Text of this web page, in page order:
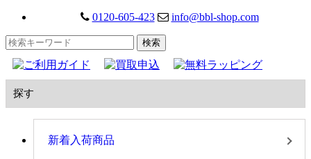
0120-605-423 info@bbl-shop.com
探す
新着入荷商品